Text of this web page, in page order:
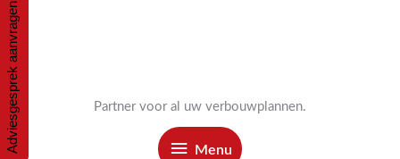
Partner voor al uw verbouwplannen.
Menu
Menu
Adviesgesprek aanvragen